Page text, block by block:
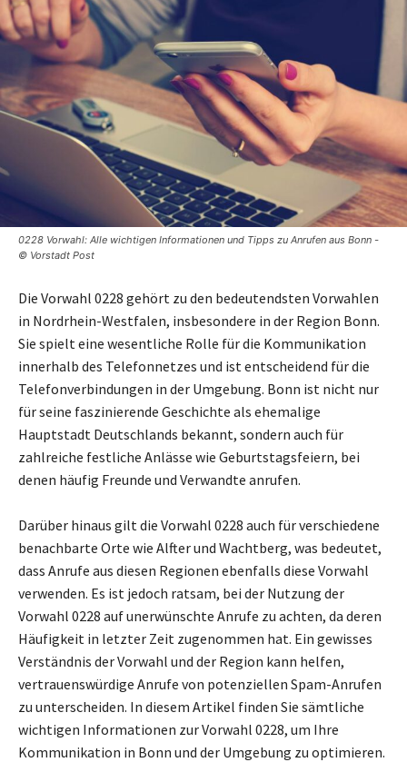
0228 Vorwahl: Alle wichtigen Informationen und Tipps zu Anrufen aus Bonn -
© Vorstadt Post
Die Vorwahl 0228 gehört zu den bedeutendsten Vorwahlen
in Nordrhein-Westfalen, insbesondere in der Region Bonn.
Sie spielt eine wesentliche Rolle für die Kommunikation
innerhalb des Telefonnetzes und ist entscheidend für die
Telefonverbindungen in der Umgebung. Bonn ist nicht nur
für seine faszinierende Geschichte als ehemalige
Hauptstadt Deutschlands bekannt, sondern auch für
zahlreiche festliche Anlässe wie Geburtstagsfeiern, bei
denen häufig Freunde und Verwandte anrufen.
Darüber hinaus gilt die Vorwahl 0228 auch für verschiedene
benachbarte Orte wie Alfter und Wachtberg, was bedeutet,
dass Anrufe aus diesen Regionen ebenfalls diese Vorwahl
verwenden. Es ist jedoch ratsam, bei der Nutzung der
Vorwahl 0228 auf unerwünschte Anrufe zu achten, da deren
Häufigkeit in letzter Zeit zugenommen hat. Ein gewisses
Verständnis der Vorwahl und der Region kann helfen,
vertrauenswürdige Anrufe von potenziellen Spam-Anrufen
zu unterscheiden. In diesem Artikel finden Sie sämtliche
wichtigen Informationen zur Vorwahl 0228, um Ihre
Kommunikation in Bonn und der Umgebung zu optimieren.